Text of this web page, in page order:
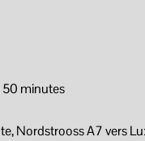
minutes
Nordstrooss A7 vers